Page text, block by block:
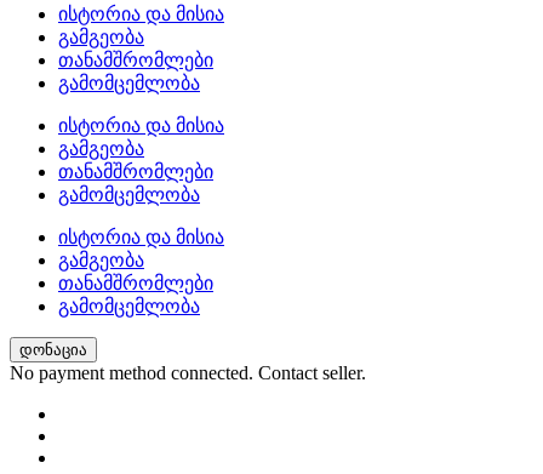
ისტორია და მისია
გამგეობა
თანამშრომლები
გამომცემლობა
ისტორია და მისია
გამგეობა
თანამშრომლები
გამომცემლობა
ისტორია და მისია
გამგეობა
თანამშრომლები
გამომცემლობა
დონაცია
No payment method connected. Contact seller.